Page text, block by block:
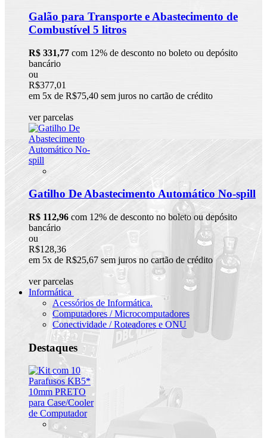
Galão para Transporte e Abastecimento de
Combustível 5 litros
R$ 331,77 com 12% de desconto no boleto ou depósito
bancário
ou
R$377,01
em 5x de R$75,40 sem juros no cartão de crédito
ver parcelas
Gatilho De Abastecimento Automático No-spill
R$ 112,96 com 12% de desconto no boleto ou depósito
bancário
ou
R$128,36
em 5x de R$25,67 sem juros no cartão de crédito
ver parcelas
Informática
Acessórios de Informática.
Computadores / Microcomputadores
Conectividade / Roteadores e ONU
Destaques